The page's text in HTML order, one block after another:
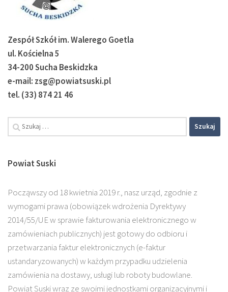
Zespół Szkół im. Walerego Goetla
ul. Kościelna 5
34-200 Sucha Beskidzka
e-mail: zsg@powiatsuski.pl
tel. (33) 874 21 46
Szukaj:
Powiat Suski
Począwszy od 18 kwietnia 2019 r., nasz urząd, zgodnie z
wymogami prawa (obowiązek wdrożenia Dyrektywy
2014/55/UE w sprawie fakturowania elektronicznego w
zamówieniach publicznych) jest gotowy do odbioru i
przetwarzania faktur elektronicznych (e-faktur
ustandaryzowanych) w każdym przypadku udzielenia
zamówienia na dostawy, usługi lub roboty budowlane.
Powiat Suski wraz ze swoimi jednostkami organizacyjnymi i